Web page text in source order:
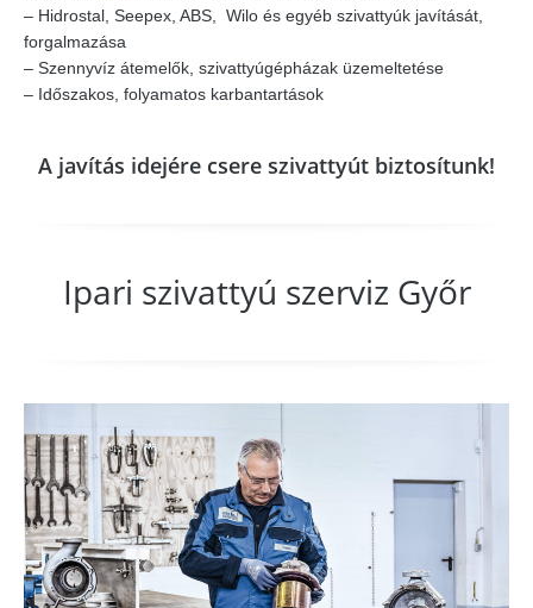
– Hidrostal, Seepex, ABS, Wilo és egyéb szivattyúk javítását,
forgalmazása
– Szennyvíz átemelők, szivattyúgépházak üzemeltetése
– Időszakos, folyamatos karbantartások
A javítás idejére csere szivattyút biztosítunk!
Ipari szivattyú szerviz Győr